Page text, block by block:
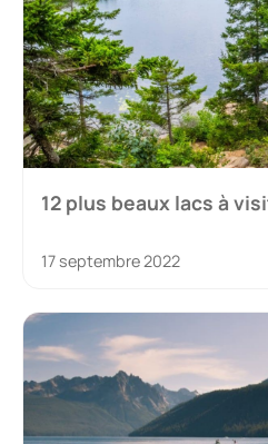
12 plus beaux lacs à
17 septembre 2022